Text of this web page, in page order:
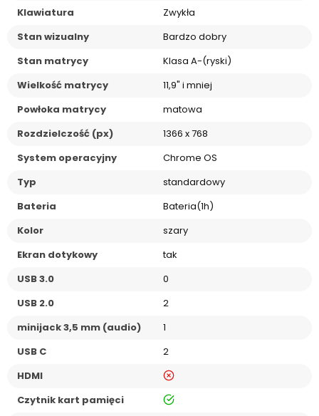
Klawiatura
Zwykła
Stan wizualny
Bardzo dobry
Stan matrycy
Klasa A-(ryski)
Wielkość matrycy
11,9" i mniej
Powłoka matrycy
matowa
Rozdzielczość (px)
1366 x 768
System operacyjny
Chrome OS
Typ
standardowy
Bateria
Bateria(1h)
Kolor
szary
Ekran dotykowy
tak
USB 3.0
0
USB 2.0
2
minijack 3,5 mm (audio)
1
USB C
2
HDMI
nie
Czytnik kart pamięci
tak